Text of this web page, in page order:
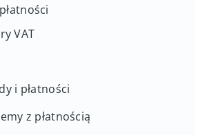
VAT
i płatności
z płatnością